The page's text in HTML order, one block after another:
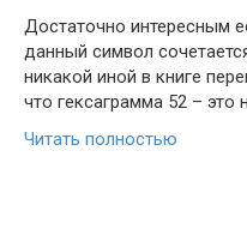
Достаточно интересным
данный символ
никакой иной в книге
что гексаграмма 52 – это
Читать полностью